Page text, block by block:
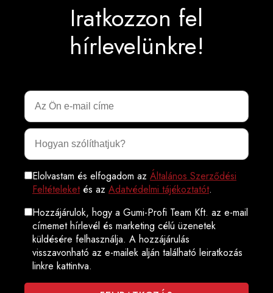
Iratkozzon fel
hírlevelünkre!
Elolvastam és elfogadom az Általános Szerződési
Feltételeketés az Adatvédelmi tájékoztatót.
Hozzájárulok, hogy a Gumi-Profi Team Kft. az e-mail
címemet hírlevél és marketing célú üzenetek
küldésére felhasználja. A hozzájárulás
visszavonható az e-mailek alján található leiratkozás
linkre kattintva.